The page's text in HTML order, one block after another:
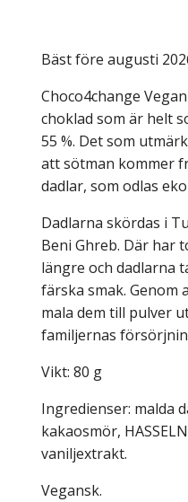
Bäst före augusti
Choco4change
choklad som är helt
55 %. Det som
att sötman kommer
dadlar, som odlas
Dadlarna skördas i
Beni Ghreb. Där har
längre och dadlarna
färska smak.
mala dem till pulver
familjernas
Vikt: 80 g
Ingredienser: malda
kakaosmör,
vaniljextrakt.
Vegansk.